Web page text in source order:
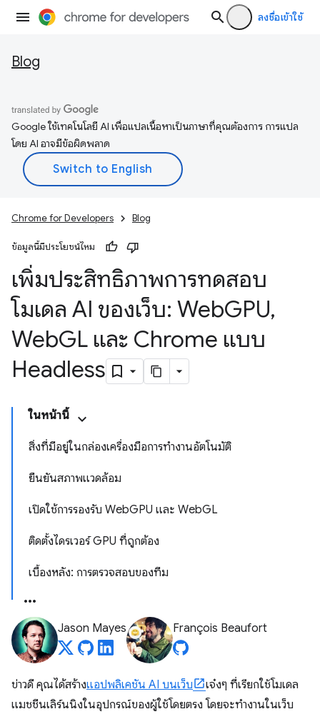
ลงชื่อเข้าใช้
Blog
Google ใช้เทคโนโลยี AI เพื่อแปลเนื้อหาเป็นภาษาที่คุณต้องการ การแปล
โดย AI อาจมีข้อผิดพลาด
Chrome for Developers Blog
ข้อมูลนี้มีประโยชน์ไหม
เพิ่มประสิทธิภาพการทดสอบ
โมเดล AI ของเว็บ: WebGPU,
WebGL และ Chrome แบบ
Headless
ในหน้านี้
สิ่งที่มีอยู่ในกล่องเครื่องมือการทำงานอัตโนมัติ
ยืนยันสภาพแวดล้อม
เปิดใช้การรองรับ WebGPU และ WebGL
ติดตั้งไดรเวอร์ GPU ที่ถูกต้อง
เบื้องหลัง: การตรวจสอบของทีม
Jason Mayes François Beaufort
ข่าวดี คุณได้สร้างแอปพลิเคชัน AI บนเว็บ
เจ๋งๆ ที่เรียกใช้โมเดล
แมชชีนเลิร์นนิงในอุปกรณ์ของผู้ใช้โดยตรง โดยจะทํางานในเว็บ